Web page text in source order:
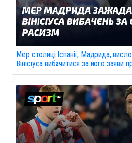
Мер столиці Іспанії, Мадрида,
Вінісіуса вибачитися за його заяви